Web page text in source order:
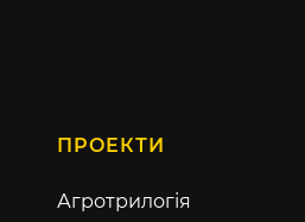
ПРОЕКТИ
Агротрилогія